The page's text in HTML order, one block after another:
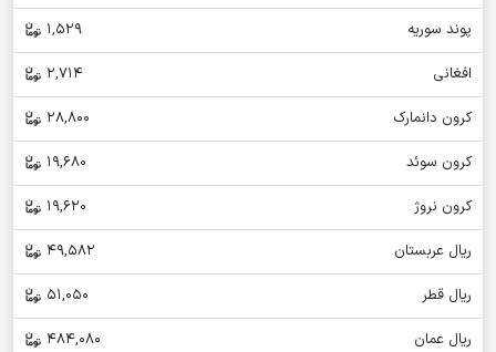
پوند سوریه
1,529
افغانی
2,714
کرون دانمارک
28,800
کرون سوئد
19,680
کرون نروژ
19,620
ریال عربستان
49,582
ریال قطر
51,050
ریال عمان
484,080